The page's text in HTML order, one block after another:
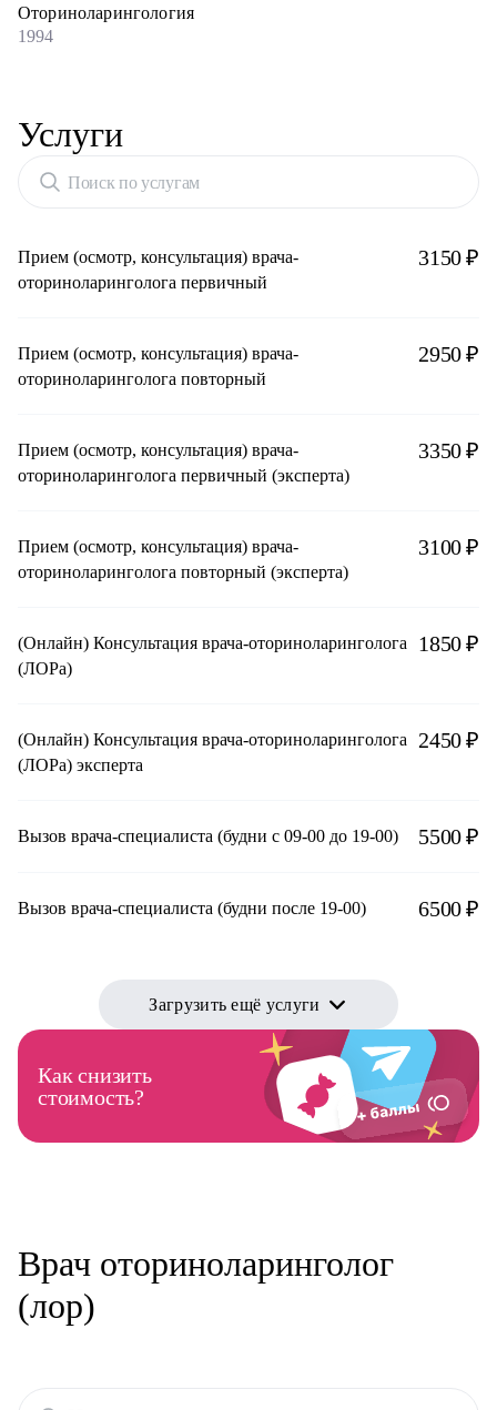
Оториноларингология
1994
Услуги
Поиск по услугам
Прием (осмотр, консультация) врача-
оториноларинголога первичный
3150 ₽
Прием (осмотр, консультация) врача-
оториноларинголога повторный
2950 ₽
Прием (осмотр, консультация) врача-
оториноларинголога первичный (эксперта)
3350 ₽
Прием (осмотр, консультация) врача-
оториноларинголога повторный (эксперта)
3100 ₽
(Онлайн) Консультация врача-оториноларинголога
(ЛОРа)
1850 ₽
(Онлайн) Консультация врача-оториноларинголога
(ЛОРа) эксперта
2450 ₽
Вызов врача-специалиста (будни с 09-00 до 19-00) 5500 ₽
Вызов врача-специалиста (будни после 19-00) 6500 ₽
Загрузить ещё услуги
Как снизить
стоимость?
Врач оториноларинголог
(лор)